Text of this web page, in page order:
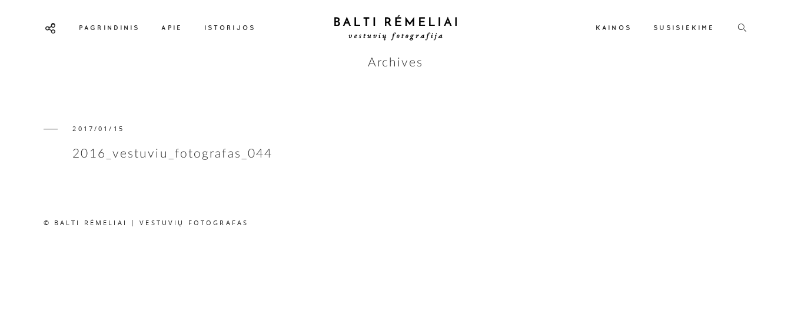
PAGRINDINIS APIE ISTORIJOS KAINOS SUSISIEKIME
Archives
2017/01/15
2016_vestuviu_fotografas_044
© BALTI RĖMELIAI | VESTUVIŲ FOTOGRAFAS